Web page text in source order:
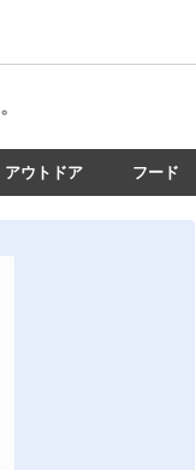
アウトドア フード